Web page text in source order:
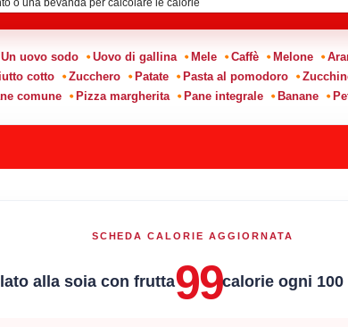
Un uovo sodo Uovo di gallina Mele Caffè Melone
cotto Zucchero Patate Pasta al pomodoro
comune
Pizza margherita Pane integrale Banane
SCHEDA CALORIE AGGIORNATA
alla soia con frutta99calorie ogni 100